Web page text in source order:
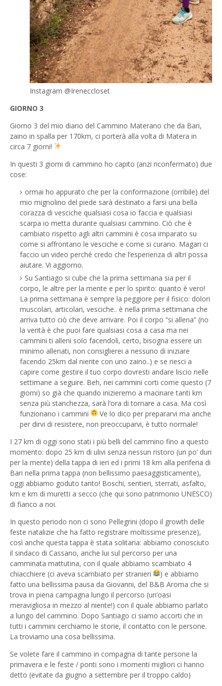
Instagram @Ireneccloset
GIORNO 3
Giorno 3 del mio diario del Cammino Materano che da Bari,
zaino in spalla per 170km, ci porterà alla volta di Matera in
circa 7 giorni!
In questi 3 giorni di cammino ho capito (anzi riconfermato) due
cose:
ormai ho appurato che per la conformazione (orribile) del
mio mignolino del piede sarà destinato a farsi una bella
corazza di vesciche qualsiasi cosa io faccia e qualsiasi
scarpa io metta durante qualsiasi cammino. Ciò che è
cambiato rispetto agli altri cammini è cosa imparato su
come si affrontano le vesciche e come si curano. Magari ci
faccio un video perché credo che l’esperienza di altri possa
aiutare. Vi aggiorno.
Su Santiago si cube che la prima settimana sia per il
corpo, le altre per la mente e per lo spirito: quanto è vero!
La prima settimana è sempre la peggiore per il fisico: dolori
muscolari, articolari, vesciche.. è nella prima settimana che
arriva tutto ciò che deve arrivare. Poi il corpo “si allena” (no
la verità è che puoi fare qualsiasi cosa a casa ma nei
cammini ti alleni solo facendoli, certo, bisogna essere un
minimo allenati, non consiglierei a nessuno di iniziare
facendo 25km dal niente con uno zaino..) e se riesci a
capire come gestire il tuo corpo dovresti andare liscio nelle
settimane a seguire. Beh, nei cammini corti come questo (7
giorni) so già che quando inizieremo a macinare tanti km
senza più stanchezza, sarà l’ora di tornare a casa. Ma così
funzionano i cammini
Ve lo dico per prepararvi ma anche
per dirvi di resistere, non preoccuparvi, è tutto normale!
I 27 km di oggi sono stati i più belli del cammino fino a questo
momento: dopo 25 km di ulivi senza nessun ristoro (un po’ duri
per la mente) della tappa di ieri ed i primi 18 km alla periferia di
Bari nella prima tappa (non bellissimo paesaggisticamente),
oggi abbiamo goduto tanto! Boschi, sentieri, sterrati, asfalto,
km e km di muretti a secco (che qui sono patrimonio UNESCO)
di fianco a noi.
In questo periodo non ci sono Pellegrini (dopo il growth delle
feste natalizie che ha fatto registrare moltissime presenze),
così anche questa tappa è stata solitaria: abbiamo conosciuto
il sindaco di Cassano, anche lui sul percorso per una
camminata mattutina, con il quale abbiamo scambiato 4
chiacchiere (ci aveva scambiato per stranieri
) e abbiamo
fatto una bellissima pausa da Giovanni, del B&B Aroma che si
trova in piena campagna lungo il percorso (un’oasi
meravigliosa in mezzo al niente!) con il quale abbiamo parlato
a lungo del cammino. Dopo Santiago ci siamo accorti che in
tutti i cammini cerchiamo le storie, il contatto con le persone.
La troviamo una cosa bellissima.
Se volete fare il cammino in compagna di tante persone la
primavera e le feste / ponti sono i momenti migliori ci hanno
detto (evitate da giugno a settembre per il troppo caldo)